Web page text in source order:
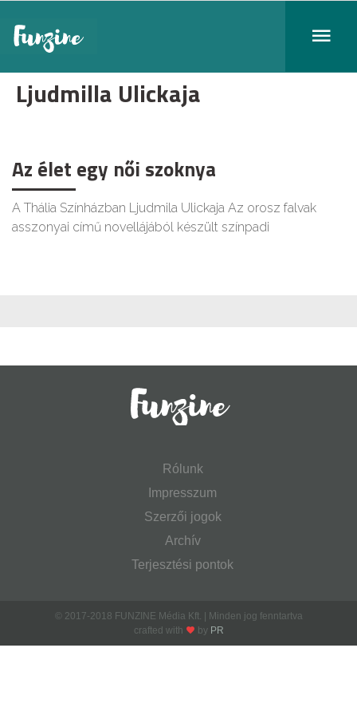
Ljudmilla Ulickaja
Az élet egy női szoknya
A Thália Színházban Ljudmila Ulickaja Az orosz falvak
asszonyai című novellájából készült színpadi
Rólunk
Impresszum
Szerzői jogok
Archív
Terjesztési pontok
© 2017-2018 FUNZINE Média Kft. | Minden jog fenntartva
crafted with
by PR